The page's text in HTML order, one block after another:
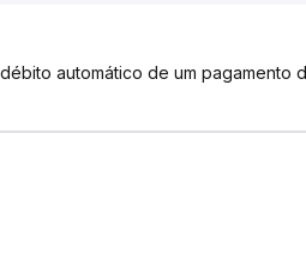
automático de um pagamento